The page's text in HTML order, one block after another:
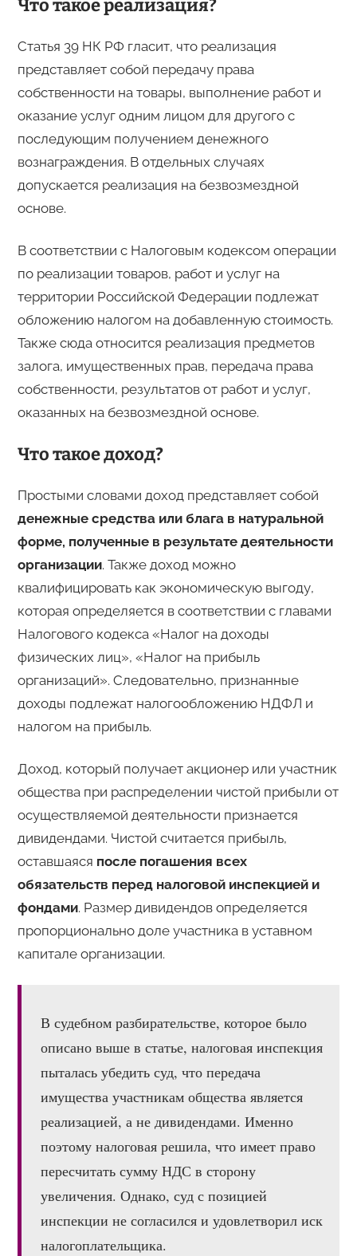
Что такое реализация?
Статья 39 НК РФ гласит, что реализация
представляет собой передачу права
собственности на товары, выполнение работ и
оказание услуг одним лицом для другого с
последующим получением денежного
вознаграждения. В отдельных случаях
допускается реализация на безвозмездной
основе.
В соответствии с Налоговым кодексом операции
по реализации товаров, работ и услуг на
территории Российской Федерации подлежат
обложению налогом на добавленную стоимость.
Также сюда относится реализация предметов
залога, имущественных прав, передача права
собственности, результатов от работ и услуг,
оказанных на безвозмездной основе.
Что такое доход?
Простыми словами доход представляет собой
денежные средства или блага в натуральной
форме, полученные в результате деятельности
организации. Также доход можно
квалифицировать как экономическую выгоду,
которая определяется в соответствии с главами
Налогового кодекса «Налог на доходы
физических лиц», «Налог на прибыль
организаций». Следовательно, признанные
доходы подлежат налогообложению НДФЛ и
налогом на прибыль.
Доход, который получает акционер или участник
общества при распределении чистой прибыли от
осуществляемой деятельности признается
дивидендами. Чистой считается прибыль,
оставшаяся после погашения всех
обязательств перед налоговой инспекцией и
фондами. Размер дивидендов определяется
пропорционально доле участника в уставном
капитале организации.
В судебном разбирательстве, которое было
описано выше в статье, налоговая инспекция
пыталась убедить суд, что передача
имущества участникам общества является
реализацией, а не дивидендами. Именно
поэтому налоговая решила, что имеет право
пересчитать сумму НДС в сторону
увеличения. Однако, суд с позицией
инспекции не согласился и удовлетворил иск
налогоплательщика.